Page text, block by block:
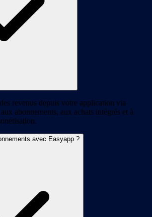
revenus depuis votre application via
abonnements, aux achats intégrés et à
avec Easyapp ?